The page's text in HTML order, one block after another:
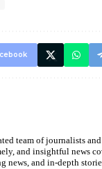
team of journalists
and insightful news
news, and in-depth